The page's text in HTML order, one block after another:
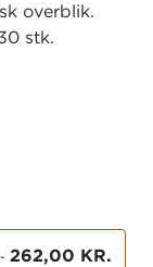
overblik.
stk.
262,00 KR.